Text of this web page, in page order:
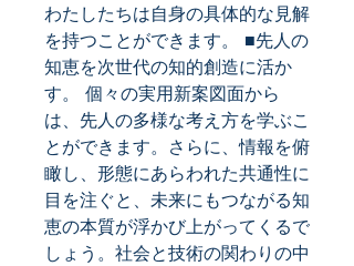
わたしたちは自身の具体的な見解
を持つことができます。 ■先人の
知恵を次世代の知的創造に活か
す。 個々の実用新案図面から
は、先人の多様な考え方を学ぶこ
とができます。さらに、情報を俯
瞰し、形態にあらわれた共通性に
目を注ぐと、未来にもつながる知
恵の本質が浮かび上がってくるで
しょう。社会と技術の関わりの中